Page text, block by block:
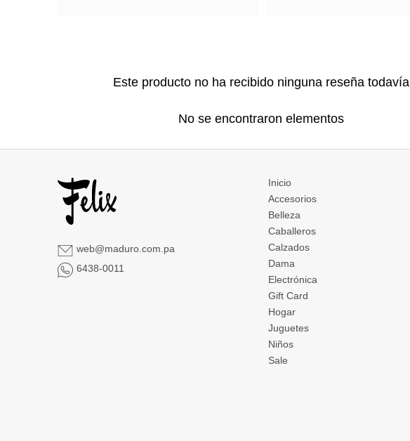
Este producto no ha recibido ninguna reseña todavía
No se encontraron elementos
web@maduro.com.pa
6438-0011
Inicio
Accesorios
Belleza
Caballeros
Calzados
Dama
Electrónica
Gift Card
Hogar
Juguetes
Niños
Sale